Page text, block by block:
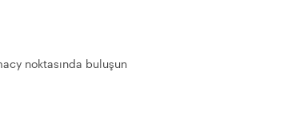
noktasında buluşun